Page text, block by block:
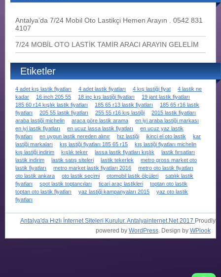
Antalya’da 7/24 Mobil Oto Lastikçi Hemen Arayın . 0542 831
4107
7/24 MOBİL OTO LASTİK TAMİR ARACI ARAYIN GELELİM
Etiketler
4 adet kış lastik fiyatları 4 adet lastik fiyatları 4 kış lastiği fiyat
4 lastik ne
kadar
16 inch 205 55 18 inç kış lastiği fiyatları
19 jant lastik fiyatları
185 60 r14 kışlık lastik fiyatları
185 65 r13 lastik fiyatları
185 65 r16 lastik
fiyatları
205 55 lastik fiyatları 255 55 r16 kış lastiği
2015 lastik fiyatları
araba lastiği michelin
araca göre lastik arama
en iyi araba lastiği markası
en iyi lastik fiyatları
en ucuz lassa lastik fiyatları
en ucuz yaz lastik
fiyatları
en uygun lastik nereden alınır hız lastiği ikinci el oto lastik
kar
lastiği markaları
kış lastiği fiyatları 185 65 r15
kış lastiği fiyatları michelin
kış lastiği indirim
kışlık teker lassa lastik fiyatları kışlık
lastik fırsatları
lastik indirim
lastik satış siteleri lastik tekerlek
metro gross market oto
lastik fiyatları
metro market lastik fiyatları 2016
metro oto lastik fiyatları
oto lastik ankara
oto lastik seçimi otomobil lastik ölçüleri
satılık lastik
fiyatları
spot lastik toptancıları ticari araç lastikleri
toptan oto lastik
toptan oto lastik fiyatları
yaz lastiği kampanyaları 2015
yaz oto lastik
fiyatları
Antalya'da Hızlı İnternet Siteleri Kurulur. Antalyainternet.Net 2017 Proudly
powered by WordPress. Design by WPlook